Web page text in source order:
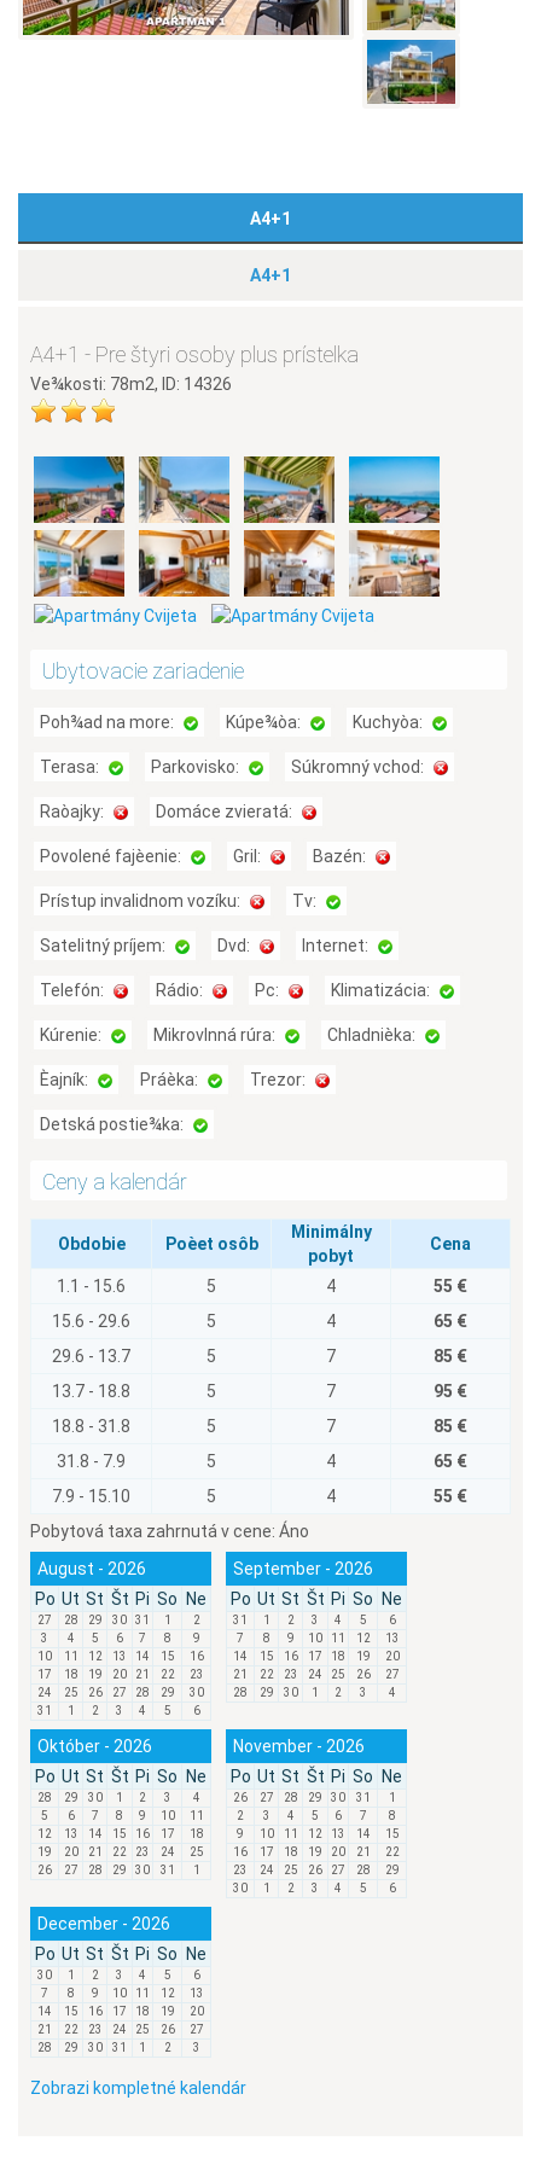
A4+1
A4+1
A4+1 - Pre štyri osoby plus prístelka
Ve¾kosti: 78m2, ID: 14326
Ubytovacie zariadenie
Poh¾ad na more: Kúpe¾òa: Kuchyòa:
Terasa: Parkovisko: Súkromný vchod:
Raòajky: Domáce zvieratá:
Povolené fajèenie: Gril: Bazén:
Prístup invalidnom vozíku: Tv:
Satelitný príjem: Dvd: Internet:
Telefón: Rádio: Pc: Klimatizácia:
Kúrenie: Mikrovlnná rúra: Chladnièka:
Èajník: Práèka: Trezor:
Detská postie¾ka:
Ceny a kalendár
Obdobie Poèet osôb
Minimálny
pobyt
Cena
1.1 - 15.6 5 4
55 €
15.6 - 29.6
5 4
65 €
29.6 - 13.7
5 7
85 €
13.7 - 18.8
5 7
95 €
18.8 - 31.8
5 7
85 €
31.8 - 7.9
5 4
65 €
7.9 - 15.10
5 4
55 €
Pobytová taxa zahrnutá v cene: Áno
August - 2026
Po Ut St Št Pi So Ne
27 28 29 30 31 1
2
3
4 5 6 7 8
9
10
11 12 13 14 15
16
17
18 19 20 21 22
23
24
25 26 27 28 29
30
31
1 2 3 4 5 6
September - 2026
Po Ut St Št Pi So Ne
31 1 2 3 4 5
6
7
8 9 10 11 12
13
14
15 16 17 18 19
20
21
22 23 24 25 26
27
28
29 30 1 2 3 4
Október - 2026
Po Ut St Št Pi So Ne
28 29 30 1 2 3
4
5
6 7 8 9 10
11
12
13 14 15 16 17
18
19
20 21 22 23 24
25
26
27 28 29 30 31 1
November - 2026
Po Ut St Št Pi So Ne
26 27 28 29 30 31
1
2
3 4 5 6 7
8
9
10 11 12 13 14
15
16
17 18 19 20 21
22
23
24 25 26 27 28
29
30
1 2 3 4 5 6
December - 2026
Po Ut St Št Pi So Ne
30 1 2 3 4 5
6
7
8 9 10 11 12
13
14
15 16 17 18 19
20
21
22 23 24 25 26
27
28
29 30 31 1 2 3
Zobrazi kompletné kalendár